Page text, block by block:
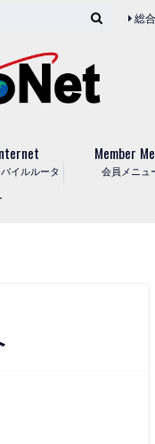
総
イルルータ 会員メニュ
Member